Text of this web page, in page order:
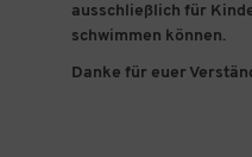
ausschließlich für
schwimmen können.
Danke für euer